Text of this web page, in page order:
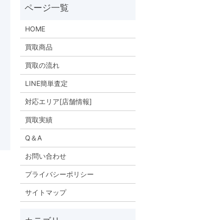
HOME
買取商品
買取の流れ
LINE簡単査定
対応エリア[店舗情報]
買取実績
Q＆A
お問い合わせ
プライバシーポリシー
サイトマップ